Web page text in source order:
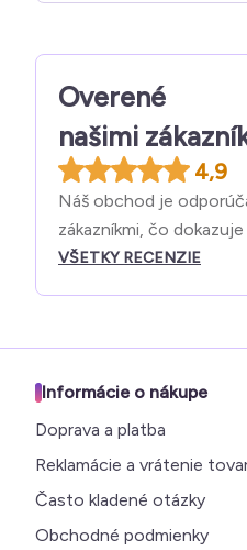
Overené
našimi
4,9
Náš obchod je
zákazníkmi, čo dokazuje
VŠETKY RECENZIE
Informácie o nákupe
Doprava a platba
Reklamácie a vrátenie
Často kladené otázky
Obchodné podmienky